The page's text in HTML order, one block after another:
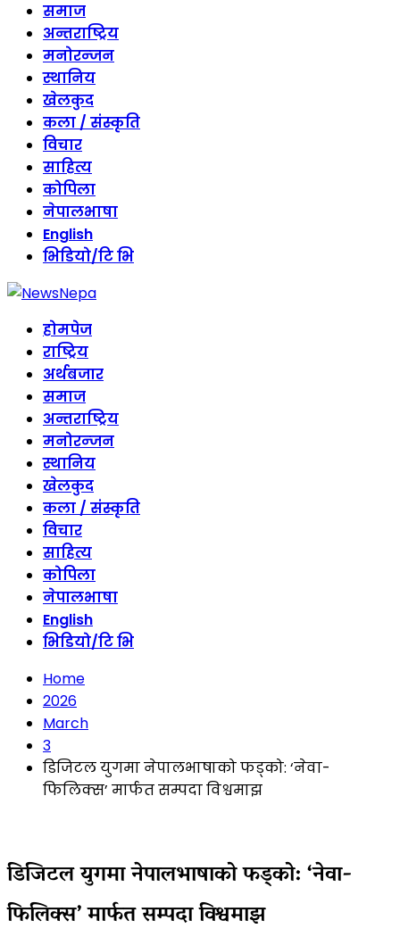
समाज
अन्तराष्ट्रिय
मनोरन्जन
स्थानिय
खेलकुद
कला / संस्कृति
विचार
साहित्य
कोपिला
नेपालभाषा
English
भिडियो/टि भि
होमपेज
राष्ट्रिय
अर्थबजार
समाज
अन्तराष्ट्रिय
मनोरन्जन
स्थानिय
खेलकुद
कला / संस्कृति
विचार
साहित्य
कोपिला
नेपालभाषा
English
भिडियो/टि भि
Home
2026
March
3
डिजिटल युगमा नेपालभाषाको फड्को: ‘नेवा-
फिलिक्स’ मार्फत सम्पदा विश्वमाझ
डिजिटल युगमा नेपालभाषाको फड्को: ‘नेवा-
फिलिक्स’ मार्फत सम्पदा विश्वमाझ